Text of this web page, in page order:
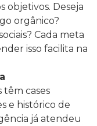
objetivos. Deseja
orgânico?
Cada meta
isso facilita na
têm cases
e histórico de
já atendeu